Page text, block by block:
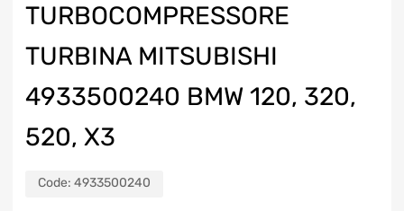
TURBOCOMPRESSORE
TURBINA MITSUBISHI
4933500240 BMW 120, 320,
520, X3
Code: 4933500240